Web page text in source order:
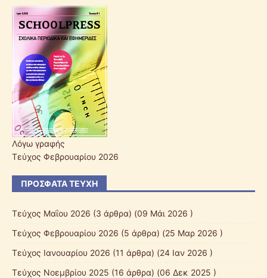
Λόγω γραφής
Τεύχος Φεβρουαρίου 2026
ΠΡΌΣΦΑΤΑ ΤΕΎΧΗ
Τεύχος Μαΐου 2026 (3 άρθρα) (09 Μάι 2026 )
Τεύχος Φεβρουαρίου 2026 (5 άρθρα) (25 Μαρ 2026 )
Τεύχος Ιανουαρίου 2026 (11 άρθρα) (24 Ιαν 2026 )
Τεύχος Νοεμβρίου 2025 (16 άρθρα) (06 Δεκ 2025 )